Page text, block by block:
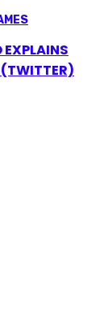
EXPLAINS
(TWITTER)